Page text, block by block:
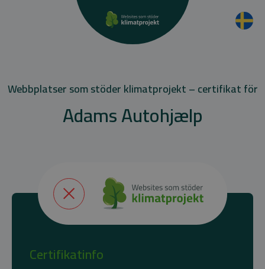
Webbplatser som stöder klimatprojekt – certifikat för
Adams Autohjælp
Certifikatinfo